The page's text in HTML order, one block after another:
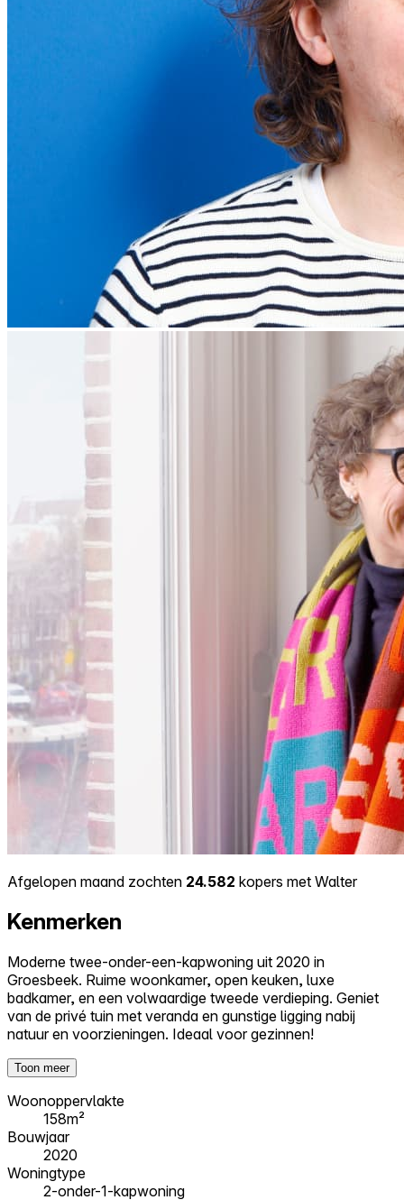
Afgelopen maand zochten 24.582 kopers met Walter
Kenmerken
Moderne twee-onder-een-kapwoning uit 2020 in
Groesbeek. Ruime woonkamer, open keuken, luxe
badkamer, en een volwaardige tweede verdieping. Geniet
van de privé tuin met veranda en gunstige ligging nabij
natuur en voorzieningen. Ideaal voor gezinnen!
Toon meer
Woonoppervlakte
158m²
Bouwjaar
2020
Woningtype
2-onder-1-kapwoning